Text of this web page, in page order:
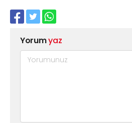
Yorumyaz